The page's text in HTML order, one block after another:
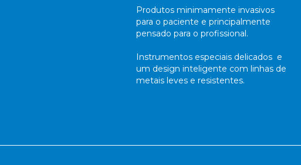
Produtos minimamente invasivos
para o paciente e principalmente
pensado para o profissional.
Instrumentos especiais delicados e
um design inteligente com linhas de
metais leves e resistentes.